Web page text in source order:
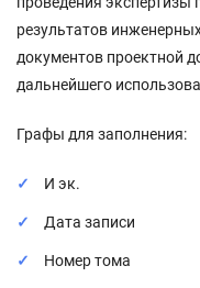
результатов
документов проектной
дальнейшего
Графы для заполнения:
И эк.
Дата записи
Номер тома